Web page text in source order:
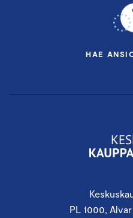
PL 1000,
HAE